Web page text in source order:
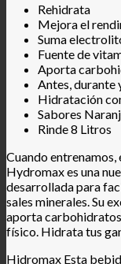
Rehidrata
Mejora el
Suma
Fuente de
Aporta
Antes, durante
Hidratación
Sabores
Rinde 8 Litros
Cuando
Hydromax es una
desarrollada para
sales minerales. Su
aporta
físico. Hidrata tus
Hidromax Esta